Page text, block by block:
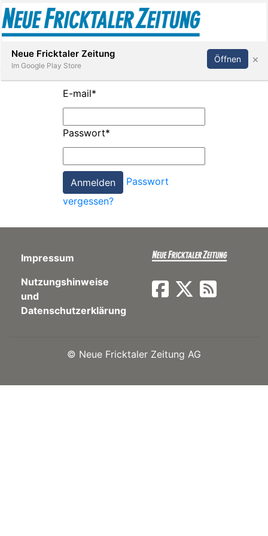
Paper
App
Abonnieren Anmelden
E-mail*
Passwort*
Passwort
vergessen?
Impressum
Nutzungshinweise
und
Datenschutzerklärung
© Neue Fricktaler Zeitung AG
Neue Fricktaler Zeitung
Im Google Play Store
Öffnen ×